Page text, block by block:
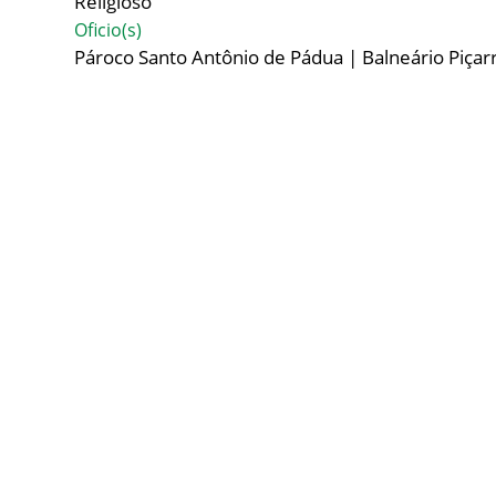
Oficio(s)
Pároco Santo Antônio de Pádua | Balneário